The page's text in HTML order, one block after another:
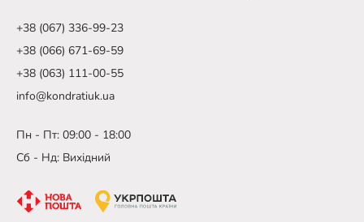
+38 (067) 336-99-23
+38 (066) 671-69-59
+38 (063) 111-00-55
info@kondratiuk.ua
Пн - Пт: 09:00 - 18:00
Сб - Нд: Вихідний